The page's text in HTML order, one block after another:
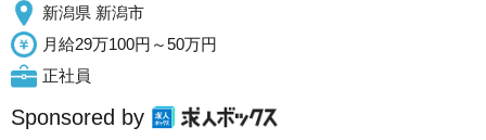
新潟県 新潟市
月給29万100円～50万円
正社員
Sponsored by